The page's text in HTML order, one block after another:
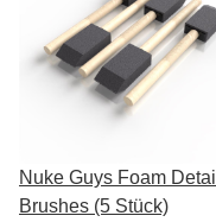
Nuke Guys Foam Detail
Brushes (5 Stück)